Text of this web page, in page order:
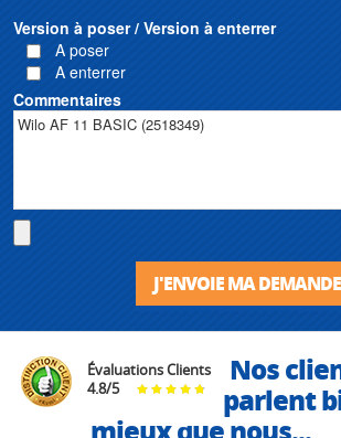
Version à poser / Version à enterrer
A poser
A enterrer
Commentaires
J'ENVOIE MA DEMANDE
Évaluations Clients
4.8/5
Nos
parlent